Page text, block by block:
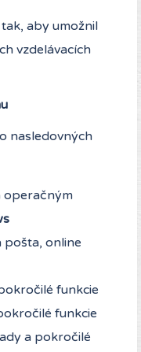
aby umožnil
vzdelávacích
nasledovných
operačným
online
funkcie
funkcie
a pokročilé